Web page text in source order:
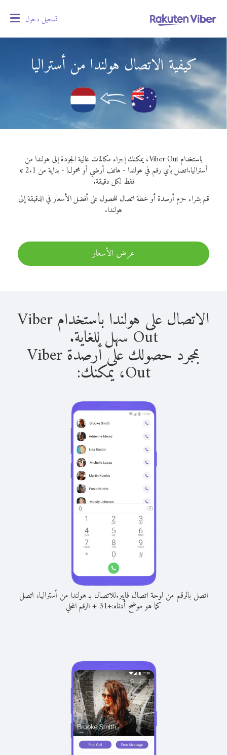
تسجيل دخول
كيفية الاتصال هولندا من أستراليا
باستخدام Viber Out، يمكنك إجراء مكالمات عالية الجودة إلى هولندا من
أستراليا.
اتصل بأي رقم في هولندا - هاتف أرضي أو محمول! - بداية من 2.1 ¢
فقط لكل دقيقة.
قم بشراء حزم أرصدة أو خطة اتصال للحصول على أفضل الأسعار في الدقيقة إلى
هولندا.
عرض الأسعار
الاتصال على هولندا باستخدام Viber
Out سهل للغاية.
بمجرد حصولك على أرصدة Viber
Out، يمكنك:
اتصل بالرقم من لوحة اتصال فايبر.للاتصال بـ هولندا من أستراليا، اتصل
كما هو موضح أدناه:+
31
+الرقم المحلي